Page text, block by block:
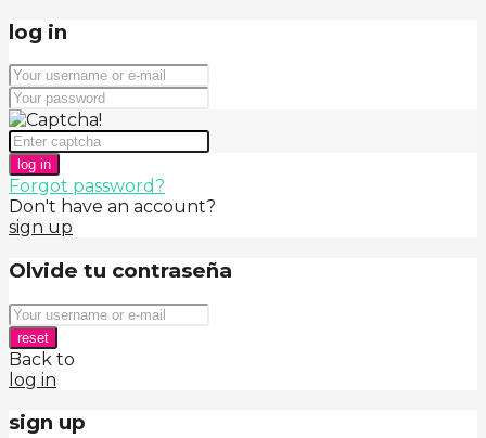
log in
log in
Forgot password?
Don't have an account?
sign up
Olvide tu contraseña
reset
Back to
log in
sign up